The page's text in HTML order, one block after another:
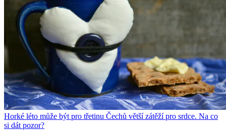
Horké léto může být pro třetinu Čechů větší zátěží pro srdce. Na co
si dát pozor?